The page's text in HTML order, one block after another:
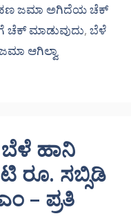
ಜಮಾ ಅಗಿದೆಯ ಚೆಕ್
ಚೆಕ್ ಮಾಡುವುದು, ಬೆಳೆ
ಆಗಿಲ್ವಾ
ಹಾನಿ
ರೂ. ಸಬ್ಸಿಡಿ
– ಪ್ರತಿ